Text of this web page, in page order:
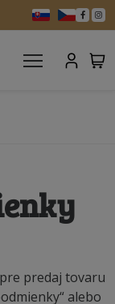
predaj tovaru
alebo